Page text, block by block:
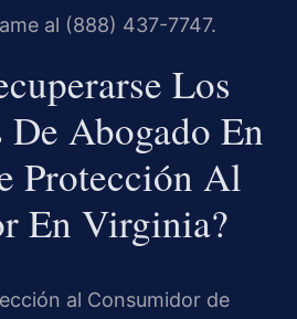
al (888) 437-7747.
Los
Abogado En
Protección Al
En Virginia?
al Consumidor de